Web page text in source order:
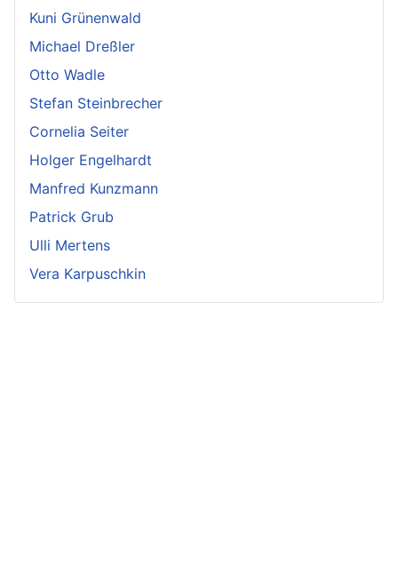
Kuni Grünenwald
Michael Dreßler
Otto Wadle
Stefan Steinbrecher
Cornelia Seiter
Holger Engelhardt
Manfred Kunzmann
Patrick Grub
Ulli Mertens
Vera Karpuschkin